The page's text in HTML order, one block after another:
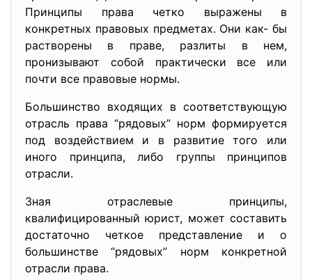
Принципы права четко выражены в
конкретных правовых предметах. Они как- бы
растворены в праве, разлиты в нем,
пронизывают собой практически все или
почти все правовые нормы.
Большинство входящих в соответствующую
отрасль права “рядовых” норм формируется
под воздействием и в развитие того или
иного принципа, либо группы принципов
отрасли.
Зная отраслевые принципы,
квалифицированный юрист, может составить
достаточно четкое представление и о
большинстве “рядовых” норм конкретной
отрасли права.